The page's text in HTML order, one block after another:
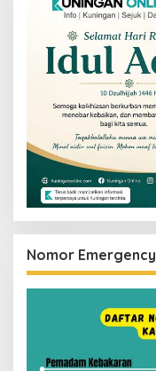
Nomor Emergency